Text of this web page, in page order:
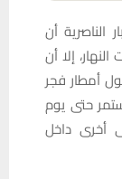
الناصرية أن
إلا أن
أمطار فجر
حتى يوم
أخرى داخل